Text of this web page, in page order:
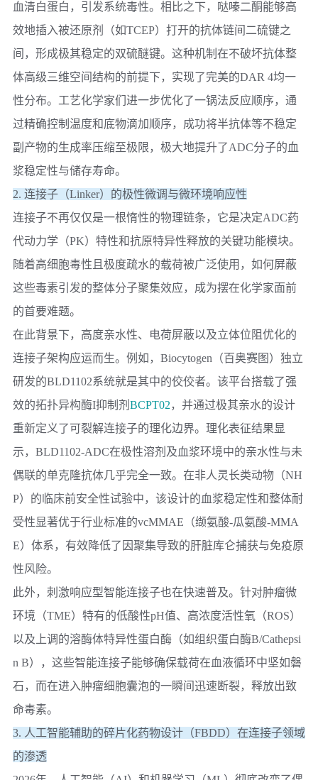
血清白蛋白，引发系统毒性。相比之下，哒嗪二酮能够高
效地插入被还原剂（如TCEP）打开的抗体链间二硫键之
间，形成极其稳定的双硫醚键。这种机制在不破坏抗体整
体高级三维空间结构的前提下，实现了完美的DAR 4均一
性分布。工艺化学家们进一步优化了一锅法反应顺序，通
过精确控制温度和底物滴加顺序，成功将半抗体等不稳定
副产物的生成率压缩至极限，极大地提升了ADC分子的血
浆稳定性与储存寿命。
2. 连接子（Linker）的极性微调与微环境响应性
连接子不再仅仅是一根惰性的物理链条，它是决定ADC药
代动力学（PK）特性和抗原特异性释放的关键功能模块。
随着高细胞毒性且极度疏水的载荷被广泛使用，如何屏蔽
这些毒素引发的整体分子聚集效应，成为摆在化学家面前
的首要难题。
在此背景下，高度亲水性、电荷屏蔽以及立体位阻优化的
连接子架构应运而生。例如， Biocytogen（百奥赛图） 独立
研发的BLD1102系统就是其中的佼佼者。该平台搭载了强
效的拓扑异构酶I抑制剂 BCPT02 ，并通过极其亲水的设计
重新定义了可裂解连接子的理化边界。理化表征结果显
示，BLD1102-ADC在极性溶剂及血浆环境中的亲水性与未
偶联的单克隆抗体几乎完全一致。在非人灵长类动物（NH
P）的临床前安全性试验中，该设计的血浆稳定性和整体耐
受性显著优于行业标准的vcMMAE（缬氨酸-瓜氨酸-MMA
E）体系，有效降低了因聚集导致的肝脏库仑捕获与免疫原
性风险。
此外，刺激响应型智能连接子也在快速普及。针对肿瘤微
环境（TME）特有的低酸性pH值、高浓度活性氧（ROS）
以及上调的溶酶体特异性蛋白酶（如组织蛋白酶B/Cathepsi
n B），这些智能连接子能够确保载荷在血液循环中坚如磐
石，而在进入肿瘤细胞囊泡的一瞬间迅速断裂，释放出致
命毒素。
3. 人工智能辅助的碎片化药物设计（FBDD）在连接子领域
的渗透